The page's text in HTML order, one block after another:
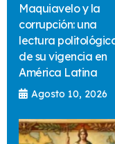
Maquiavelo y la
corrupción: una
lectura
de su vigencia en
América Latina
Agosto 10, 2026